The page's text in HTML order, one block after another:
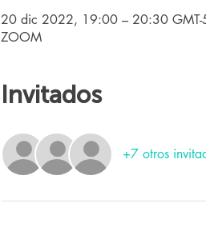
20 dic 2022, 19:00 – 20:30 GMT-
ZOOM
Invitados
+7 otros